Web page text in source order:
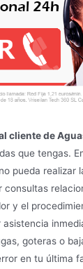
cliente de
que tengas.
pueda realizar
consultas
y el
goteras o
en tu última